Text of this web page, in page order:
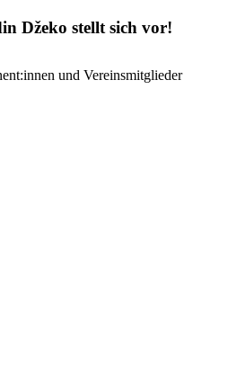
Džeko stellt sich vor!
und Vereinsmitglieder